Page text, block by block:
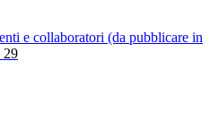
e collaboratori (da pubblicare in
29